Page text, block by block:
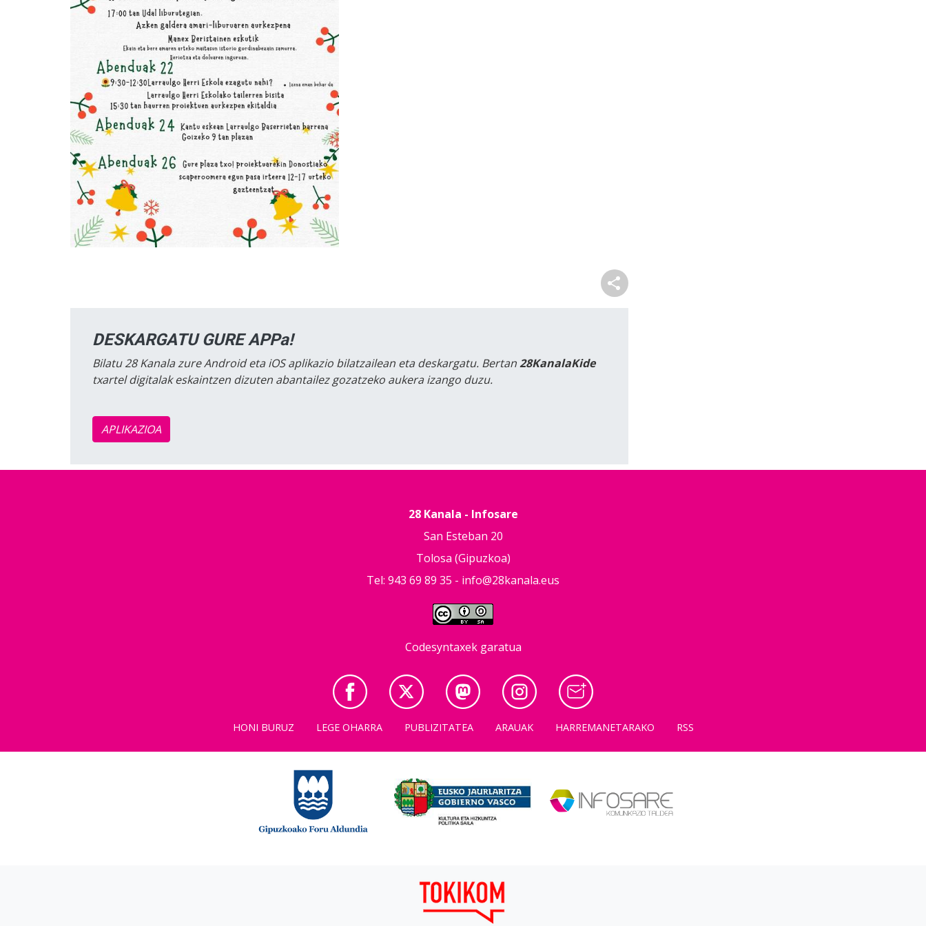
DESKARGATU GURE APPa!
Bilatu 28 Kanala zure Android eta iOS aplikazio bilatzailean eta deskargatu. Bertan28KanalaKide
txartel digitalak eskaintzen dizuten abantailez gozatzeko aukera izango duzu.
APLIKAZIOA
28 Kanala - Infosare
San Esteban 20
Tolosa (Gipuzkoa)
Tel: 943 69 89 35 - info@28kanala.eus
Codesyntaxek garatua
HONI BURUZ LEGE OHARRA PUBLIZITATEA ARAUAK HARREMANETARAKO RSS